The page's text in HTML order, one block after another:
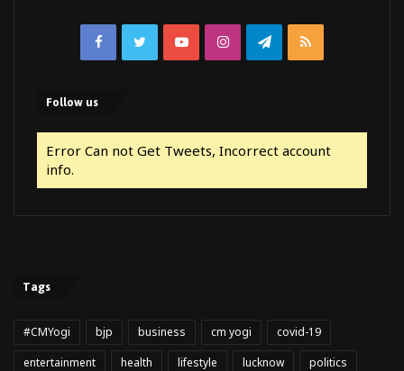
FacebookTwitterYouTubeInstagramTelegram
RSS
Follow us
Error Can not Get Tweets, Incorrect account
info.
Tags
#CMYogi bjp business cm yogi
covid-19
entertainment
health lifestyle lucknow politics